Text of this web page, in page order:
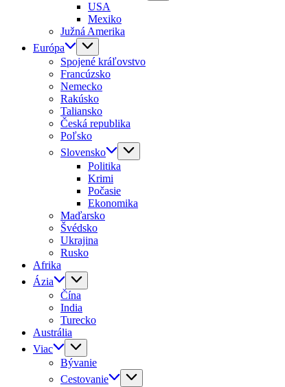
USA
Mexiko
Južná Amerika
Európa
Spojené kráľovstvo
Francúzsko
Nemecko
Rakúsko
Taliansko
Česká republika
Poľsko
Slovensko
Politika
Krimi
Počasie
Ekonomika
Maďarsko
Švédsko
Ukrajina
Rusko
Afrika
Ázia
Čína
India
Turecko
Austrália
Viac
Bývanie
Cestovanie